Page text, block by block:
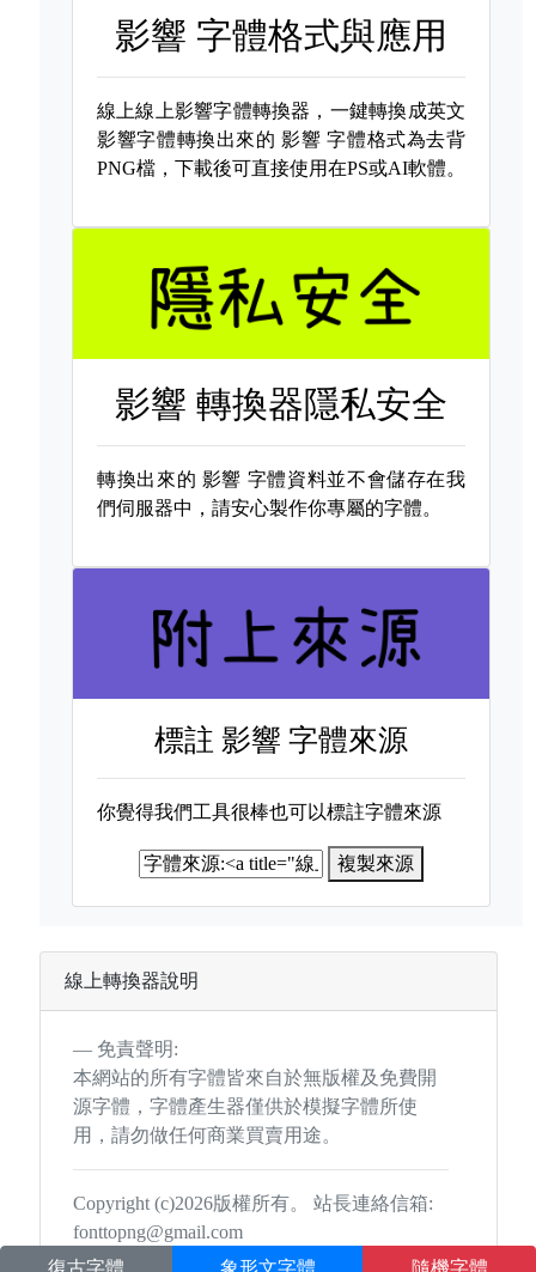
影響 字體格式與應用
線上線上影響字體轉換器，一鍵轉換成英文
影響字體轉換出來的影響 字體格式為去背
PNG檔，下載後可直接使用在PS或AI軟體。
影響 轉換器隱私安全
轉換出來的 影響 字體資料並不會儲存在我
們伺服器中，請安心製作你專屬的字體。
標註 影響 字體來源
你覺得我們工具很棒也可以標註字體來源
複製來源
線上轉換器說明
免責聲明:
本網站的所有字體皆來自於無版權及免費開
源字體，字體產生器僅供於模擬字體所使
用，請勿做任何商業買賣用途。
Copyright (c)2026版權所有。 站長連絡信箱:
fonttopng@gmail.com
復古字體
象形文字體 隨機字體